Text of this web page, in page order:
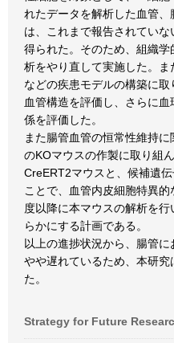
れたデータを解析した血管
は、これまで報告されてい
得られた。そのため、組織
析をやり直して実施した。
などの疾患モデルの構築に
血管構造を評価し、さらに
係を評価した。
また腸管血管の恒常性維持
のKOマウスの作製に取り組
CreERT2マウスと、候補遺
ことで、血管内皮細胞特異
度以降に本マウスの解析を
らかにする計画である。
以上の進捗状況から、腸管
やや遅れているため、本研
た。
Strategy for Future